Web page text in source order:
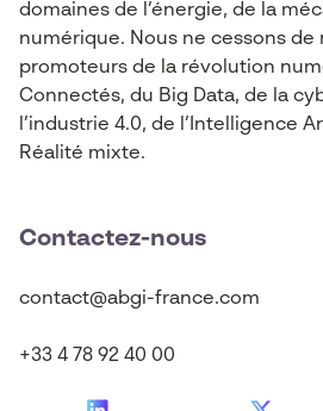
domaines de l’énergie, de la
numérique. Nous ne cessons de
promoteurs de la révolution
Connectés, du Big Data, de la
l’industrie 4.0, de l’Intelligence
Réalité mixte.
Contactez-nous
contact@abgi-france.com
+33 4 78 92 40 00